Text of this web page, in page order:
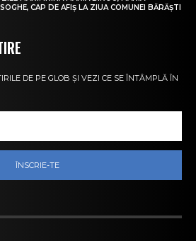
CAP DE AFIȘ LA ZIUA COMUNEI BĂRĂȘTI
DE PE GLOB ȘI VEZI CE SE ÎNTÂMPLĂ ÎN
ÎNSCRIE-TE